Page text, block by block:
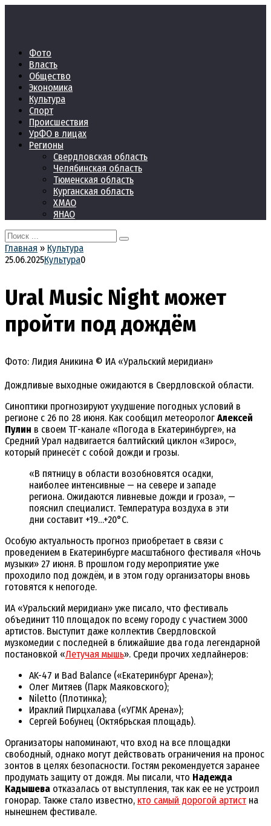
Фото
Власть
Общество
Экономика
Культура
Спорт
Происшествия
УрФО в лицах
Регионы
Свердловская область
Челябинская область
Тюменская область
Курганская область
ХМАО
ЯНАО
Search
for:
Главная » Культура
25.06.2025Культура0
Ural Music Night может
пройти под дождём
Фото: Лидия Аникина © ИА «Уральский меридиан»
Дождливые выходные ожидаются в Свердловской области.
Синоптики прогнозируют ухудшение погодных условий в
регионе с 26 по 28 июня. Как сообщил метеоролог Алексей
Пулин в своем ТГ-канале «Погода в Екатеринбурге», на
Средний Урал надвигается балтийский циклон «Зирос»,
который принесёт с собой дожди и грозы.
«В пятницу в области возобновятся осадки,
наиболее интенсивные — на севере и западе
региона. Ожидаются ливневые дожди и гроза», —
пояснил специалист. Температура воздуха в эти
дни составит +19…+20°C.
Особую актуальность прогноз приобретает в связи с
проведением в Екатеринбурге масштабного фестиваля «Ночь
музыки» 27 июня. В прошлом году мероприятие уже
проходило под дождём, и в этом году организаторы вновь
готовятся к непогоде.
ИА «Уральский меридиан» уже писало, что фестиваль
объединит 110 площадок по всему городу с участием 3000
артистов. Выступит даже коллектив Свердловской
музкомедии с последней в ближайшие два года легендарной
постановкой «Летучая мышь». Среди прочих хедлайнеров:
AK-47 и Bad Balance («Екатеринбург Арена»);
Олег Митяев (Парк Маяковского);
Niletto (Плотинка);
Ираклий Пирцхалава («УГМК Арена»);
Сергей Бобунец (Октябрьская площадь).
Организаторы напоминают, что вход на все площадки
свободный, однако могут действовать ограничения на пронос
зонтов в целях безопасности. Гостям рекомендуется заранее
продумать защиту от дождя. Мы писали, что Надежда
Кадышева отказалась от выступления, так как ее не устроил
гонорар. Также стало известно, кто самый дорогой артист на
нынешнем фестивале.